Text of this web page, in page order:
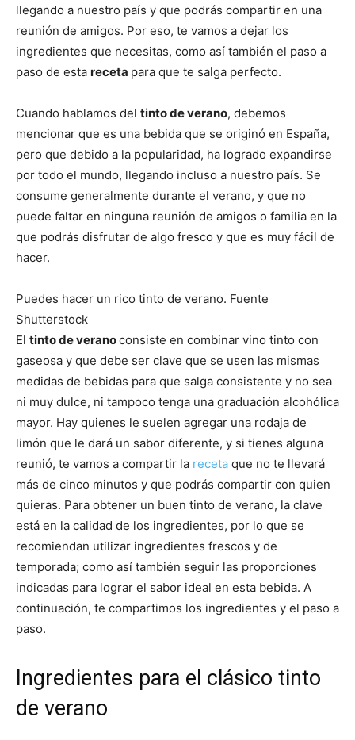
llegando a nuestro país y que podrás compartir en una
reunión de amigos. Por eso, te vamos a dejar los
ingredientes que necesitas, como así también el paso a
paso de esta receta para que te salga perfecto.
Cuando hablamos del tinto de verano, debemos
mencionar que es una bebida que se originó en España,
pero que debido a la popularidad, ha logrado expandirse
por todo el mundo, llegando incluso a nuestro país. Se
consume generalmente durante el verano, y que no
puede faltar en ninguna reunión de amigos o familia en la
que podrás disfrutar de algo fresco y que es muy fácil de
hacer.
Puedes hacer un rico tinto de verano. Fuente
Shutterstock
El tinto de veranoconsiste en combinar vino tinto con
gaseosa y que debe ser clave que se usen las mismas
medidas de bebidas para que salga consistente y no sea
ni muy dulce, ni tampoco tenga una graduación alcohólica
mayor. Hay quienes le suelen agregar una rodaja de
limón que le dará un sabor diferente, y si tienes alguna
reunió, te vamos a compartir la receta que no te llevará
más de cinco minutos y que podrás compartir con quien
quieras. Para obtener un buen tinto de verano, la clave
está en la calidad de los ingredientes, por lo que se
recomiendan utilizar ingredientes frescos y de
temporada; como así también seguir las proporciones
indicadas para lograr el sabor ideal en esta bebida. A
continuación, te compartimos los ingredientes y el paso a
paso.
Ingredientes para el clásico tinto
de verano